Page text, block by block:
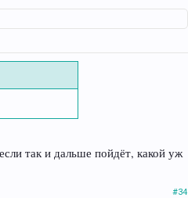
так и дальше пойдёт, какой уж
#34